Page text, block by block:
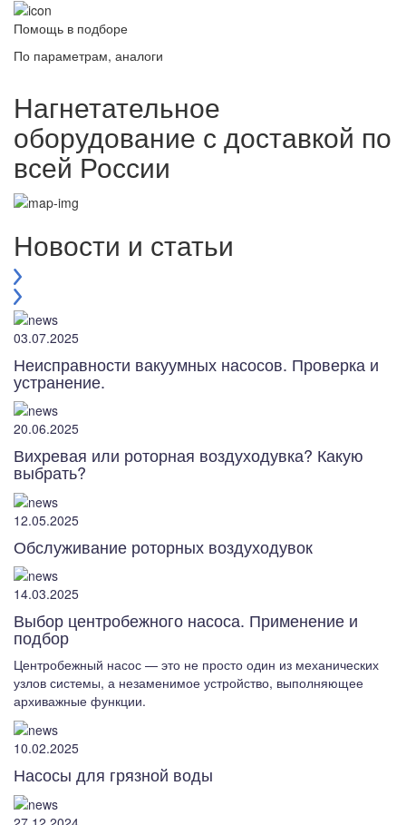
Помощь в подборе
По параметрам, аналоги
Нагнетательное
оборудование с доставкой по
всей России
Новости и статьи
03.07.2025
Неисправности вакуумных насосов. Проверка и
устранение.
20.06.2025
Вихревая или роторная воздуходувка? Какую
выбрать?
12.05.2025
Обслуживание роторных воздуходувок
14.03.2025
Выбор центробежного насоса. Применение и
подбор
Центробежный насос — это не просто один из механических
узлов системы, а незаменимое устройство, выполняющее
архиважные функции.
10.02.2025
Насосы для грязной воды